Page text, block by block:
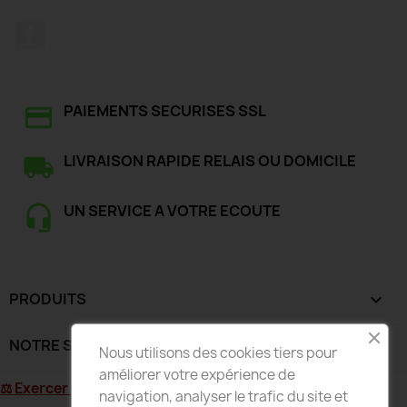
PAIEMENTS SECURISES SSL
LIVRAISON RAPIDE RELAIS OU DOMICILE
UN SERVICE A VOTRE ECOUTE
PRODUITS 
NOTRE SOCIÉTÉ 
⚖ Exercer mon droit de rétractation
Nous utilisons des cookies tiers pour
améliorer votre expérience de
navigation, analyser le trafic du site et